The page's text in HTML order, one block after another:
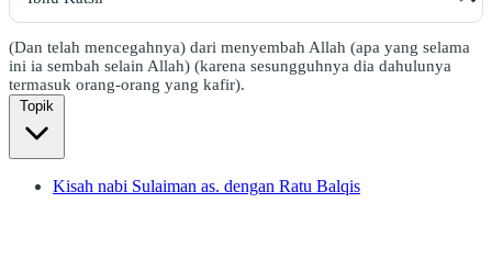
(Dan telah mencegahnya) dari menyembah Allah (apa yang selama
ini ia sembah selain Allah) (karena sesungguhnya dia dahulunya
termasuk orang-orang yang kafir).
Topik
Kisah nabi Sulaiman as. dengan Ratu Balqis